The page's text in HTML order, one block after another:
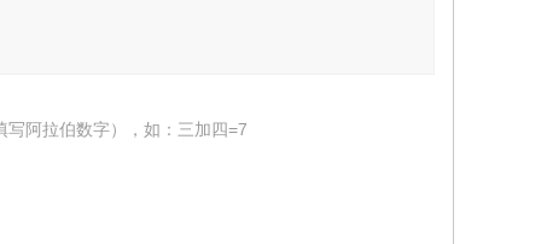
写阿拉伯数字），如：三加四=7